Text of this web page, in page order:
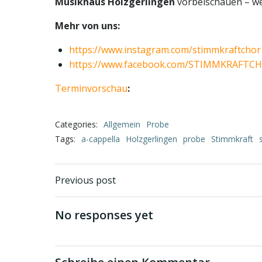
Mehr von uns:
https://www.instagram.com/stimmkraftchor
https://www.facebook.com/
Terminvorschau:
Categories: Allgemein
Probe
Tags: a-cappella Holzgerlingen probe Stimmkraft
Beitragsnavigation
Previous post
No responses yet